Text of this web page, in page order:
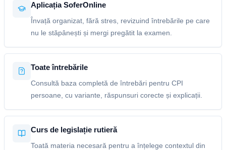
Aplicația SoferOnline
Învață organizat, fără stres, revizuind întrebările pe care
nu le stăpânești și mergi pregătit la examen.
Toate întrebările
Consultă baza completă de întrebări pentru CPI
persoane, cu variante, răspunsuri corecte și explicații.
Curs de legislație rutieră
Toată materia necesară pentru a înțelege contextul din